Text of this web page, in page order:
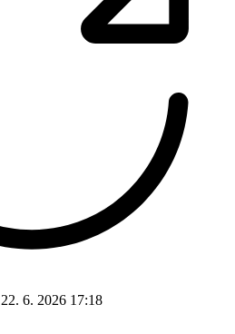
22. 6. 2026 17:18